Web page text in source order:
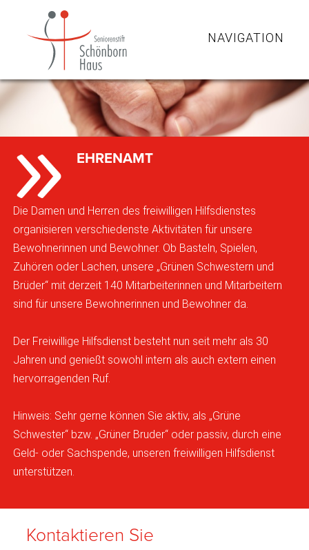
NAVIGATION
EHRENAMT
Die Damen und Herren des freiwilligen Hilfsdienstes
organisieren verschiedenste Aktivitäten für unsere
Bewohnerinnen und Bewohner. Ob Basteln, Spielen,
Zuhören oder Lachen, unsere „Grünen Schwestern und
Brüder“ mit derzeit 140 Mitarbeiterinnen und Mitarbeitern
sind für unsere Bewohnerinnen und Bewohner da.
Der Freiwillige Hilfsdienst besteht nun seit mehr als 30
Jahren und genießt sowohl intern als auch extern einen
hervorragenden Ruf.
Hinweis: Sehr gerne können Sie aktiv, als „Grüne
Schwester“ bzw. „Grüner Bruder“ oder passiv, durch eine
Geld- oder Sachspende, unseren freiwilligen Hilfsdienst
unterstützen.
Kontaktieren Sie